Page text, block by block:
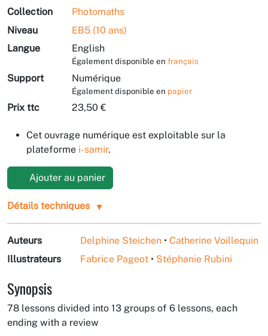
Collection
Photomaths
Niveau
EB5 (10 ans)
Langue
English
Également disponible en français
Support Numérique
Également disponible en papier
Prix ttc 23,50 €
Cet ouvrage numérique est exploitable sur la
plateforme i-samir.
Ajouter au panier
Détails techniques
Auteurs Delphine Steichen • Catherine Voillequin
Illustrateurs
Fabrice Pageot • Stéphanie Rubini
Synopsis
78 lessons divided into 13 groups of 6 lessons, each
ending with a review